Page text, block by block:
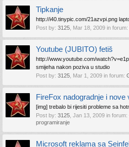
Tipkanje
http://i40.tinypic.com/21azvpi.png
Post by: 3125 Mar 18, 2009 in forum:
Youtube (JUBITO) fetiš
http://www.youtube.com/
smijeha nakon poziva u studio
Post by: 3125 Mar 1, 2009 in forum:
FireFox nadogradnje i nove
[img] trebalo bi rijesiti probleme sa
Post by: 3125 Jan 13, 2009 in forum:
programiranje
Microsoft reklama sa